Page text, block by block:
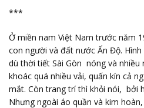
***
Ở miền nam Việt Nam trước năm
con người và đất nước Ấn Độ.
dù thời tiết Sài Gòn nóng và nhiều
khoác quá nhiều vải, quấn kín cả
mắt. Còn trang trí thì khỏi nói, bởi
Nhưng ngoài áo quần và kim